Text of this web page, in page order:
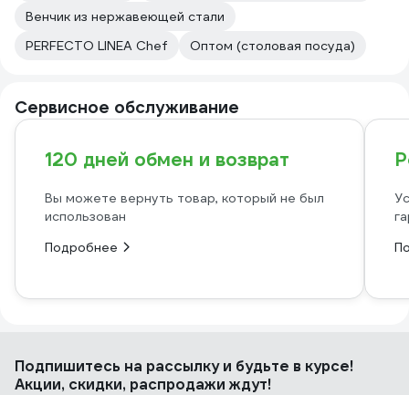
Венчик из нержавеющей стали
PERFECTO LINEA Chef
Оптом (столовая посуда)
Сервисное обслуживание
120 дней обмен и возврат
Вы можете вернуть товар, который не был
использован
Подробнее
Подпишитесь на рассылкуи будьте в курсе!
Акции, скидки, распродажи ждут!